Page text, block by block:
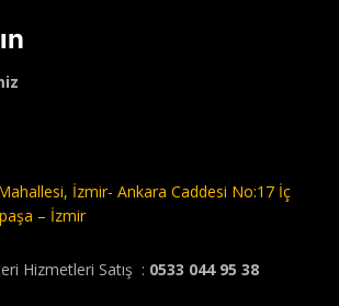
İzmir- Ankara Caddesi No:17 İç
– İzmir
Hizmetleri Satış : 0533 044 95 38